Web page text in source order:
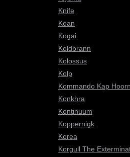
Knife
Koan
Kogai
Koldbrann
Kolossus
Kolp
Kommando Kap Hoorn
Konkhra
Kontinuum
Koppernigk
Korea
Korgull The